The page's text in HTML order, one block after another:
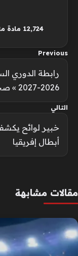
12٬724 مادة منشورة
Previous
رابطة الدوري
2026-2027 » صحيفة الرأي الإلكترونية
التالي
خبير لوائح
أبطال إفريقيا
مقالات مشابهة